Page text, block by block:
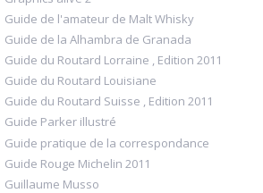
Guide de l'amateur de Malt Whisky
Guide de la Alhambra de Granada
Guide du Routard Lorraine , Edition 2011
Guide du Routard Louisiane
Guide du Routard Suisse , Edition 2011
Guide Parker illustré
Guide pratique de la correspondance
Guide Rouge Michelin 2011
Guillaume Musso